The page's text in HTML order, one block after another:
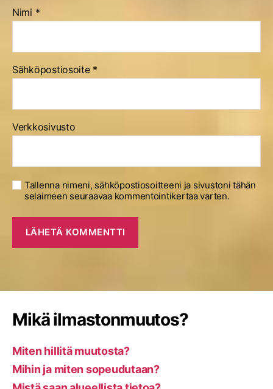
Nimi *
Sähköpostiosoite *
Verkkosivusto
Tallenna nimeni, sähköpostiosoitteeni ja sivustoni tähän
selaimeen seuraavaa kommentointikertaa varten.
Mikä ilmastonmuutos?
Miten hillitä muutosta?
Mihin ja miten sopeudutaan?